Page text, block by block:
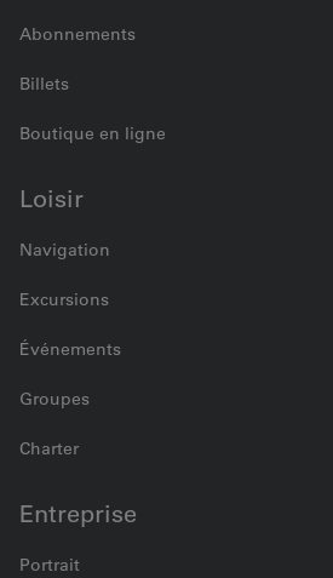
Abonnements
Billets
Boutique en ligne
Loisir
Navigation
Excursions
Événements
Groupes
Charter
Entreprise
Portrait